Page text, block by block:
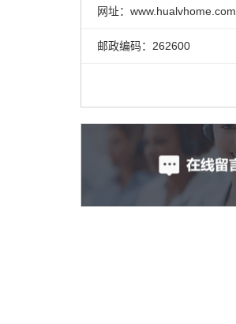
网址：www.hualvhome.com
邮政编码：262600